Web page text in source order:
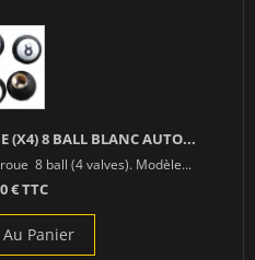
(X4) 8 BALL BLANC AUTO...
8 ball (4 valves). Modèle...
€ TTC
Panier